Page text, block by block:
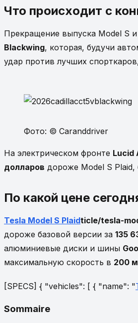
Что происходит с
Прекращение выпуска Model S
Blackwing, которая, будучи
удар против лучших
Фото: © Caranddriver
На электрическом фронте Lucid
долларов дороже Model S Plaid,
По какой цене
Tesla Model S Plaidticle/tesla-
дороже базовой версии за 135
алюминиевые диски и шины
максимальную скорость в 200
[SPECS] { "vehicles": [ { "name": "
Sommaire